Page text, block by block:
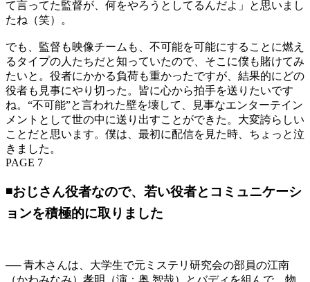
て言ってた監督が、何をやろうとしてるんだよ」と思いまし
たね（笑）。
でも、監督も映像チームも、不可能を可能にすることに燃え
るタイプの人たちだと知っていたので、そこに僕も賭けてみ
たいと。役者にかかる負荷も重かったですが、結果的にどの
役者も見事にやり切った。皆に心から拍手を送りたいです
ね。“不可能”と言われた壁を壊して、見事なエンターテイン
メントとして世の中に送り出すことができた。大変誇らしい
ことだと思います。僕は、最初に配信を見た時、ちょっと泣
きました。
PAGE 7
◾️おじさん役者なので、若い役者とコミュニケーシ
ョンを積極的に取りました
── 青木さんは、大学生で元ミステリ研究会の部員の江南